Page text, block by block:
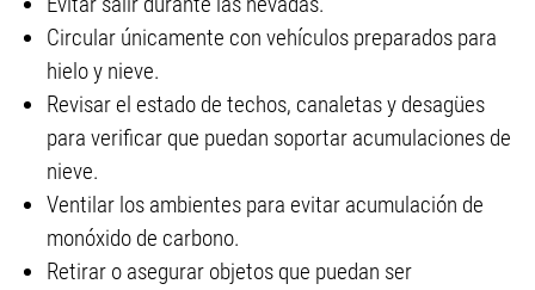
Circular únicamente con vehículos preparados para
hielo y nieve.
Revisar el estado de techos, canaletas y desagües
para verificar que puedan soportar acumulaciones de
nieve.
Ventilar los ambientes para evitar acumulación de
monóxido de carbono.
Retirar o asegurar objetos que puedan ser